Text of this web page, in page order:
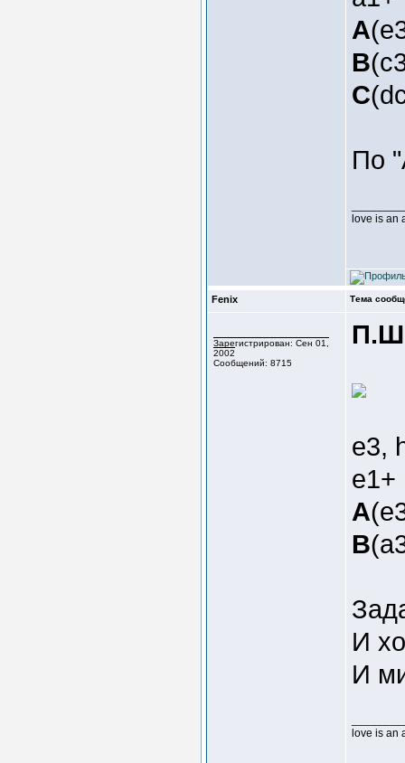
A
B
C
По
love is an
Fenix Тема
Зарегистрирован: Сен 01,
2002
Сообщений: 8715
e3,
e1+
A
B
И
И
love is an